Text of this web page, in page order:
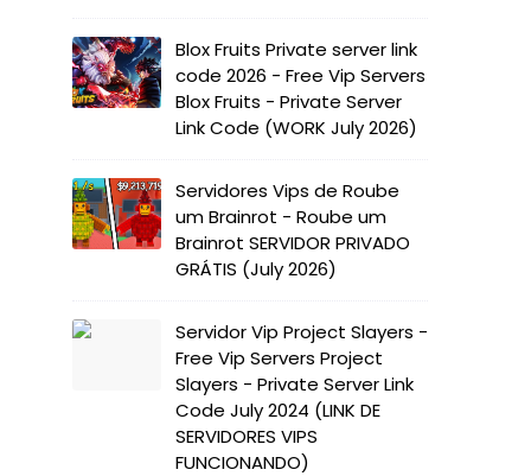
Blox Fruits Private server link
code 2026 - Free Vip Servers
Blox Fruits - Private Server
Link Code (WORK July 2026)
Servidores Vips de Roube
um Brainrot - Roube um
Brainrot SERVIDOR PRIVADO
GRÁTIS (July 2026)
Servidor Vip Project Slayers -
Free Vip Servers Project
Slayers - Private Server Link
Code July 2024 (LINK DE
SERVIDORES VIPS
FUNCIONANDO)